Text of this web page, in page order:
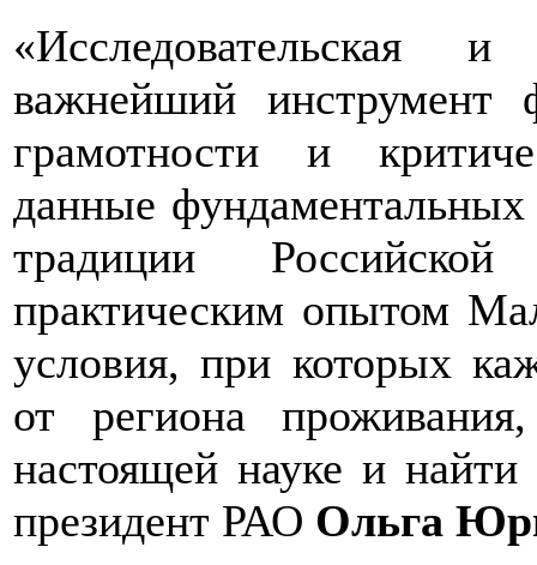
«Исследовательская
важнейший инструмент
грамотности и
данные фундаментальных
традиции
практическим опытом
условия, при которых
от региона
настоящей науке и
президент РАО Ольга